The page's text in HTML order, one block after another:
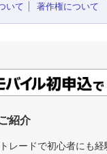
いて
著作権について
紹介
レードで初心者にも